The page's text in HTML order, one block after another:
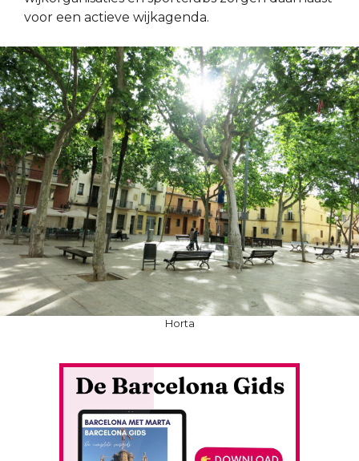
voor een actieve wijkagenda.
Horta